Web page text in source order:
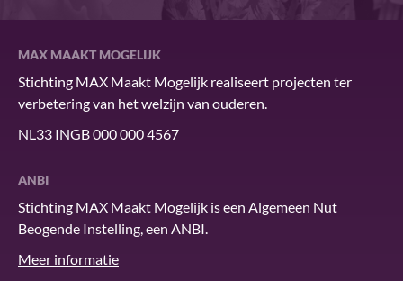
MAX MAAKT MOGELIJK
Stichting MAX Maakt Mogelijk realiseert projecten ter
verbetering van het welzijn van ouderen.
NL33 INGB 000 000 4567
ANBI
Stichting MAX Maakt Mogelijk is een Algemeen Nut
Beogende Instelling, een ANBI.
Meer informatie